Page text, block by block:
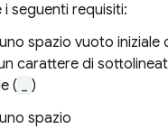
seguenti requisiti:
spazio vuoto iniziale
carattere di
(
)
spazio